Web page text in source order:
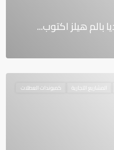
بالم هيلز اكتوب...
المشاريع التجارية كمبوندات العطلات